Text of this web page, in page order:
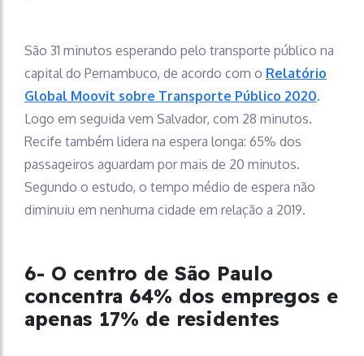
São 31 minutos esperando pelo transporte público na
capital do Pernambuco, de acordo com o Relatório
Global Moovit sobre Transporte Público 2020.
Logo em seguida vem Salvador, com 28 minutos.
Recife também lidera na espera longa: 65% dos
passageiros aguardam por mais de 20 minutos.
Segundo o estudo, o tempo médio de espera não
diminuiu em nenhuma cidade em relação a 2019.
6- O centro de São Paulo
concentra 64% dos empregos e
apenas 17% de residentes